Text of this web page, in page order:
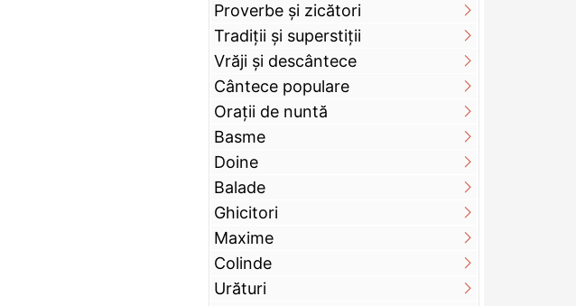
Proverbe și zicători
Tradiții și superstiții
Vrăji și descântece
Cântece populare
Orații de nuntă
Basme
Doine
Balade
Ghicitori
Maxime
Colinde
Urături